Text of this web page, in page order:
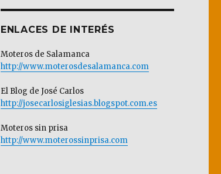
ENLACES DE INTERÉS
Moteros de Salamanca
http://www.moterosdesalamanca.com
El Blog de José Carlos
http://josecarlosiglesias.blogspot.com.es
Moteros sin prisa
http://www.moterossinprisa.com